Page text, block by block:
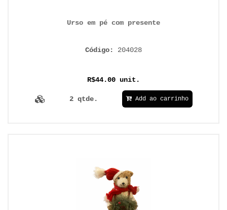
Urso em pé com presente
Código: 204028
R$44.00 unit.
2 qtde. Add ao carrinho